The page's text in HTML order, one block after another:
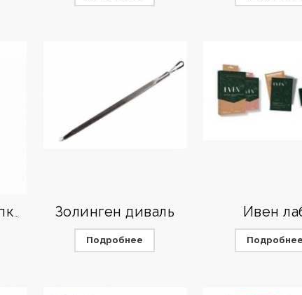
Золинген диваль
Подробнее
Ивен